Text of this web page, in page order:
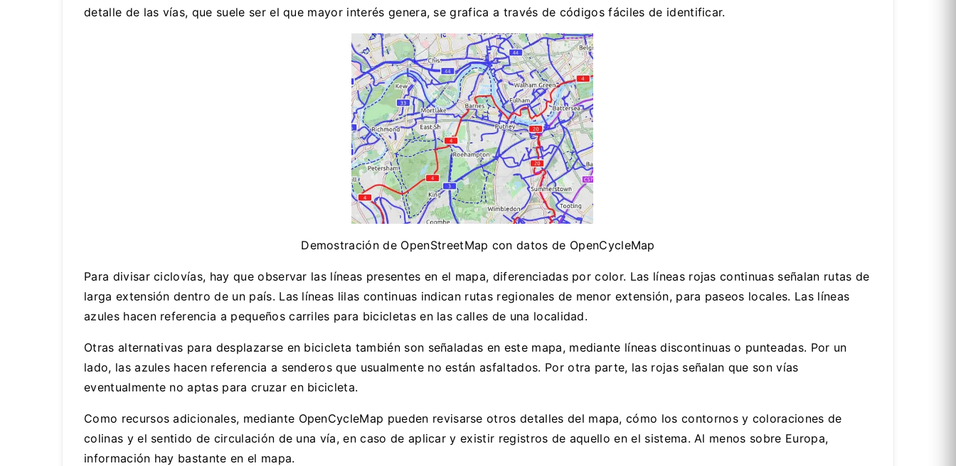
detalle de las vías, que suele ser el que mayor interés genera, se grafica a través de códigos fáciles de identificar.
Demostración de OpenStreetMap con datos de OpenCycleMap
Para divisar ciclovías, hay que observar las líneas presentes en el mapa, diferenciadas por color. Las líneas rojas continuas señalan rutas de
larga extensión dentro de un país. Las líneas lilas continuas indican rutas regionales de menor extensión, para paseos locales. Las líneas
azules hacen referencia a pequeños carriles para bicicletas en las calles de una localidad.
Otras alternativas para desplazarse en bicicleta también son señaladas en este mapa, mediante líneas discontinuas o punteadas. Por un
lado, las azules hacen referencia a senderos que usualmente no están asfaltados. Por otra parte, las rojas señalan que son vías
eventualmente no aptas para cruzar en bicicleta.
Como recursos adicionales, mediante OpenCycleMap pueden revisarse otros detalles del mapa, cómo los contornos y coloraciones de
colinas y el sentido de circulación de una vía, en caso de aplicar y existir registros de aquello en el sistema. Al menos sobre Europa,
información hay bastante en el mapa.